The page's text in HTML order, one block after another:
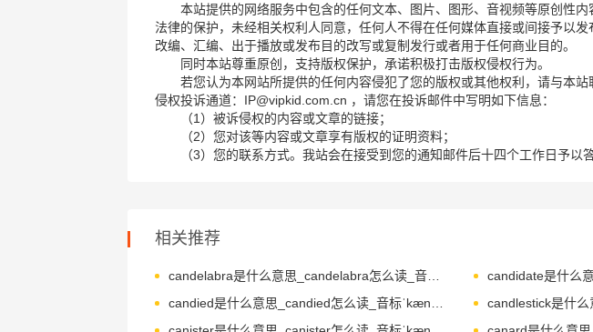
本站提供的网络服务中包含的任何文本、图片、图形、音视频等原创性
法律的保护，未经相关权利人同意，任何人不得在任何媒体直接或间接予以发
改编、汇编、出于播放或发布目的改写或复制发行或者用于任何商业目的。
同时本站尊重原创，支持版权保护，承诺积极打击版权侵权行为。
若您认为本网站所提供的任何内容侵犯了您的版权或其他权利，请与本站
侵权投诉通道：IP@vipkid.com.cn ，请您在投诉邮件中写明如下信息：
（1）被诉侵权的内容或文章的链接；
（2）您对该等内容或文章享有版权的证明资料；
（3）您的联系方式。我站会在接受到您的通知邮件后十四个工作日予以
相关推荐
candelabra是什么意思_candelabra怎么读_音标ˌkændə'lɑ-brə